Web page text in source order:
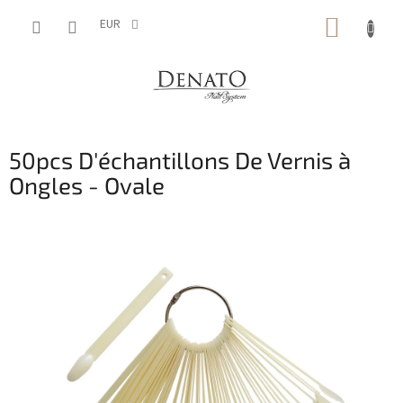
EUR
PANIER
50pcs D'échantillons De Vernis à
Ongles - Ovale